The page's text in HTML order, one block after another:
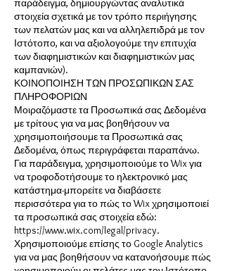
παράδειγμα, δημιουργώντας αναλυτικά
στοιχεία σχετικά με τον τρόπο περιήγησης
των πελατών μας και να αλληλεπιδρά με τον
Ιστότοπο, και να αξιολογούμε την επιτυχία
των διαφημιστικών και διαφημιστικών μας
καμπανιών).
ΚΟΙΝΟΠΟΙΗΣΗ ΤΩΝ ΠΡΟΣΩΠΙΚΩΝ ΣΑΣ
ΠΛΗΡΟΦΟΡΙΩΝ
Μοιραζόμαστε τα Προσωπικά σας Δεδομένα
με τρίτους για να μας βοηθήσουν να
χρησιμοποιήσουμε τα Προσωπικά σας
Δεδομένα, όπως περιγράφεται παραπάνω.
Για παράδειγμα, χρησιμοποιούμε το Wix για
να τροφοδοτήσουμε το ηλεκτρονικό μας
κατάστημα-μπορείτε να διαβάσετε
περισσότερα για το πώς το Wix χρησιμοποιεί
τα προσωπικά σας στοιχεία εδώ:
https://www.wix.com/legal/privacy.
Χρησιμοποιούμε επίσης το Google Analytics
για να μας βοηθήσουν να κατανοήσουμε πώς